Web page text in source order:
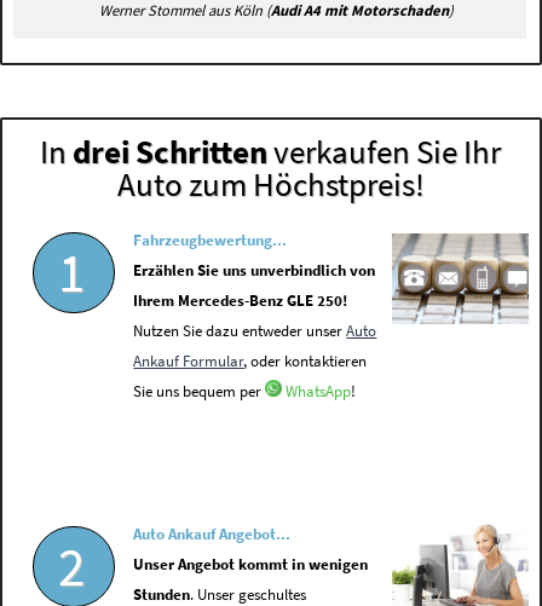
Werner Stommel aus Köln (Audi A4 mit Motorschaden)
In drei Schrittenverkaufen Sie Ihr
Auto zum Höchstpreis!
1
Fahrzeugbewertung...
Erzählen Sie uns unverbindlich von
Ihrem Mercedes-Benz GLE 250!
Nutzen Sie dazu entweder unserAuto
Ankauf Formular, oder kontaktieren
Sie uns bequem per
WhatsApp!
2
Auto Ankauf Angebot...
Unser Angebot kommt in wenigen
Stunden. Unser geschultes